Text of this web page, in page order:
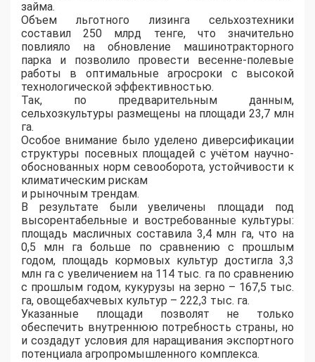
займа.
Объем льготного лизинга сельхозтехники
составил 250 млрд тенге, что значительно
повлияло на обновление машинотракторного
парка и позволило провести весенне-полевые
работы в оптимальные агросроки с высокой
технологической эффективностью.
Так, по предварительным данным,
сельхозкультуры размещены на площади 23,7 млн
га.
Особое внимание было уделено диверсификации
структуры посевных площадей с учётом научно-
обоснованных норм севооборота, устойчивости к
климатическим рискам
и рыночным трендам.
В результате были увеличены площади под
высорентабельные и востребованные культуры:
площадь масличных составила 3,4 млн га, что на
0,5 млн га больше по сравнению с прошлым
годом, площадь кормовых культур достигла 3,3
млн га с увеличением на 114 тыс. га по сравнению
с прошлым годом, кукурузы на зерно – 167,5 тыс.
га, овощебахчевых культур – 222,3 тыс. га.
Указанные площади позволят не только
обеспечить внутреннюю потребность страны, но
и создадут условия для наращивания экспортного
потенциала агропромышленного комплекса.